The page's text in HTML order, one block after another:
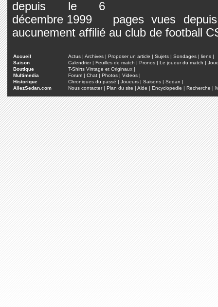
pages vues
aucunement affilié au club de football
Accueil Actus | Archives | Proposer un article | Sujets | Sondages | liens |
Saison
Calendrier| Feuilles de match | Pronos | Le joueur du match |
Boutique
T-Shirts Vintage et Originaux |
Multimedia
Forum | Chat | Photos | Videos |
Historique
Chroniques du passé | Joueurs | Saisons | Sedan |
AllezSedan.com
Nous contacter| Plan du site | Aide | Encyclopedie | Recherche |